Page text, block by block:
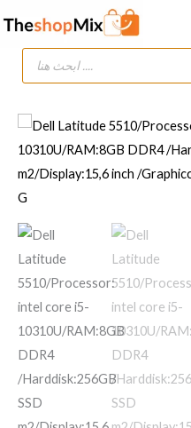
content
Products
search
Dell
Latitude
5510/Processor:
intel
core
10310U/RAM:8GB
DDR4
/Harddisk:256GB
SSD
m2/Display:15,6
inch
/Graphiccard:intel